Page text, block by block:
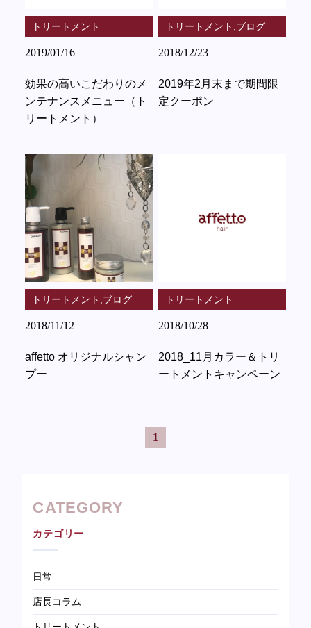
トリートメント
2019/01/16
効果の高いこだわりのメ
ンテナンスメニュー（ト
リートメント）
トリートメント,ブログ
2018/12/23
2019年2月末まで期間限
定クーポン
トリートメント,ブログ
2018/11/12
affetto オリジナルシャン
プー
トリートメント
2018/10/28
2018_11月カラー＆トリ
ートメントキャンペーン
1
CATEGORY
カテゴリー
日常
店長コラム